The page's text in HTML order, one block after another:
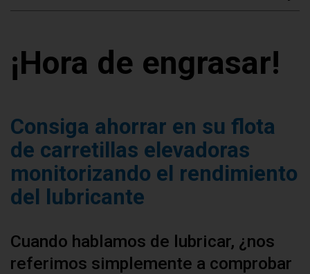
¡Hora de engrasar!
Consiga ahorrar en su flota
de carretillas elevadoras
monitorizando el rendimiento
del lubricante
Cuando hablamos de lubricar, ¿nos
referimos simplemente a comprobar